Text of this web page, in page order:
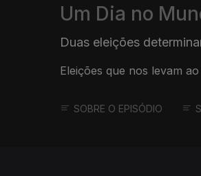
Um Dia no
Duas eleições
Eleições que nos levam
SOBRE O EPISÓDIO